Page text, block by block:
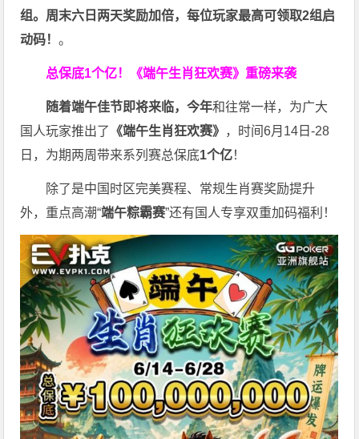
组。周末六日两天奖励加倍，每位玩家最高可领取2组启
动码！。
总保底1个亿！ 《端午生肖狂欢赛》重磅来袭
随着端午佳节即将来临，今年和往常一样，为广大
国人玩家推出了
《端午生肖狂欢赛》 ，时间6月14日-28
日，为期两周带来系列赛总保底1个亿！
除了是中国时区完美赛程、常规生肖赛奖励提升
外，重点高潮“端午粽霸赛”还有国人专享双重加码福利！